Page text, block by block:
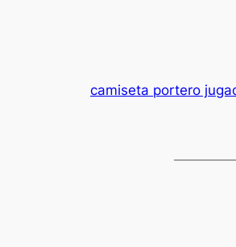
camiseta portero